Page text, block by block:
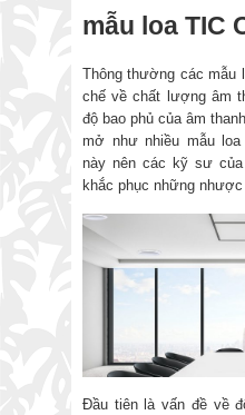
mẫu loa TIC
Thông thường các mẫu
chế về chất lượng âm
độ bao phủ của âm
mở như nhiều mẫu
này nên các kỹ sư
khắc phục những
Đầu tiên là vấn đề về